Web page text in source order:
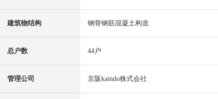
建筑物结构 钢骨钢筋混凝土构造
总户数 44户
管理公司 京阪kaindo株式会社